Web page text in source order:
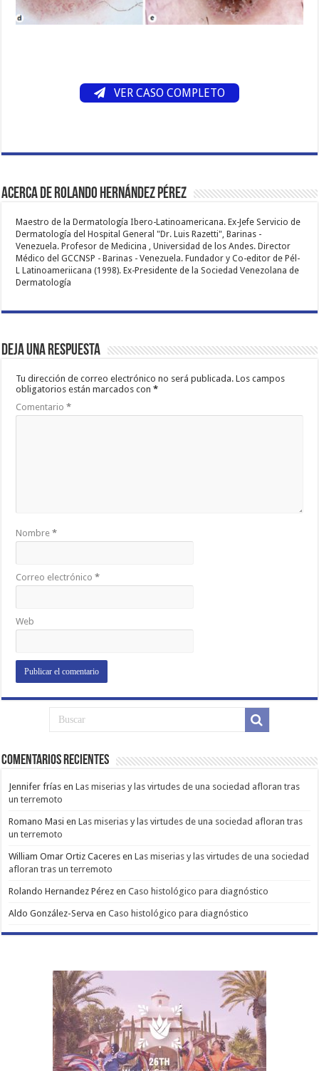
VER CASO COMPLETO
Acerca de Rolando Hernández Pérez
Maestro de la Dermatología Ibero-Latinoamericana. Ex-Jefe Servicio de
Dermatología del Hospital General "Dr. Luis Razetti", Barinas -
Venezuela. Profesor de Medicina , Universidad de los Andes. Director
Médico del GCCNSP - Barinas - Venezuela. Fundador y Co-editor de Pél-
L Latinoameriicana (1998). Ex-Presidente de la Sociedad Venezolana de
Dermatología
Deja una respuesta
Tu dirección de correo electrónico no será publicada. Los campos
obligatorios están marcados con*
Comentario*
Nombre*
Correo electrónico*
Web
Comentarios Recientes
Jennifer frías enLas miserias y las virtudes de una sociedad afloran tras
un terremoto
Romano Masi enLas miserias y las virtudes de una sociedad afloran tras
un terremoto
William Omar Ortiz Caceres enLas miserias y las virtudes de una sociedad
afloran tras un terremoto
Rolando Hernandez Pérez enCaso histológico para diagnóstico
Aldo González-Serva enCaso histológico para diagnóstico